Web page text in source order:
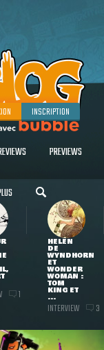
INSCRIPTION
PREVIEWS
1
HELEN
DE
WYNDHORN
ET
WONDER
WOMAN :
TOM
KING ET
...
INTERVIEW 3